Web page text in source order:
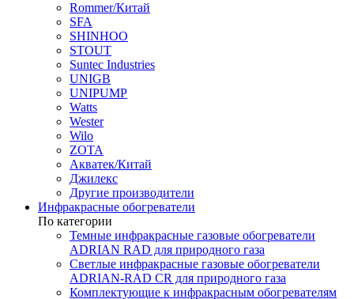
Rommer/Китай
SFA
SHINHOO
STOUT
Suntec Industries
UNIGB
UNIPUMP
Watts
Wester
Wilo
ZOTA
Акватек/Китай
Джилекс
Другие производители
Инфракрасные обогреватели
По категории
Темные инфракрасные газовые обогреватели
ADRIAN RAD для природного газа
Светлые инфракрасные газовые обогреватели
ADRIAN-RAD CR для природного газа
Комплектующие к инфракрасным обогревателям